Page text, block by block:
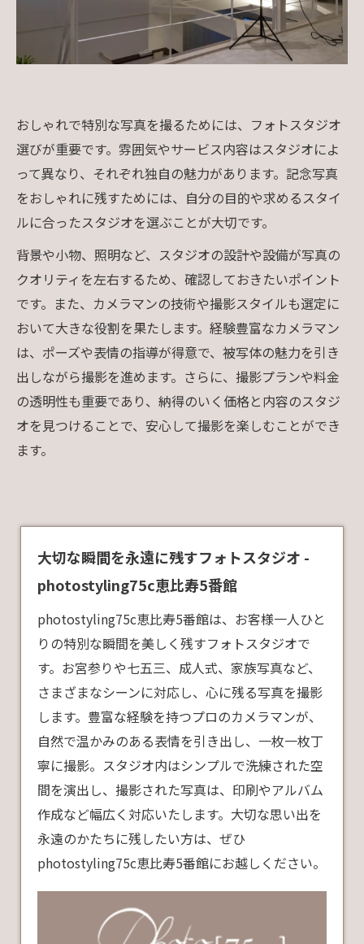
おしゃれで特別な写真を撮るためには、フォトスタジオ
選びが重要です。雰囲気やサービス内容はスタジオによ
って異なり、それぞれ独自の魅力があります。記念写真
をおしゃれに残すためには、自分の目的や求めるスタイ
ルに合ったスタジオを選ぶことが大切です。
背景や小物、照明など、スタジオの設計や設備が写真の
クオリティを左右するため、確認しておきたいポイント
です。また、カメラマンの技術や撮影スタイルも選定に
おいて大きな役割を果たします。経験豊富なカメラマン
は、ポーズや表情の指導が得意で、被写体の魅力を引き
出しながら撮影を進めます。さらに、撮影プランや料金
の透明性も重要であり、納得のいく価格と内容のスタジ
オを見つけることで、安心して撮影を楽しむことができ
ます。
大切な瞬間を永遠に残すフォトスタジオ -
photostyling75c恵比寿5番館
photostyling75c恵比寿5番館は、お客様一人ひと
りの特別な瞬間を美しく残すフォトスタジオで
す。お宮参りや七五三、成人式、家族写真など、
さまざまなシーンに対応し、心に残る写真を撮影
します。豊富な経験を持つプロのカメラマンが、
自然で温かみのある表情を引き出し、一枚一枚丁
寧に撮影。スタジオ内はシンプルで洗練された空
間を演出し、撮影された写真は、印刷やアルバム
作成など幅広く対応いたします。大切な思い出を
永遠のかたちに残したい方は、ぜひ
photostyling75c恵比寿5番館にお越しください。